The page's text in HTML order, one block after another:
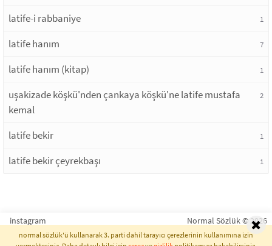
latife-i rabbaniye 1
latife hanım 7
latife hanım (kitap) 1
uşakizade köşkü'nden çankaya köşkü'ne latife mustafa
kemal
2
latife bekir 1
latife bekir çeyrekbaşı 1
instagram Normal Sözlük © 2026
normal sözlük'ü kullanarak 3. parti dahil tarayıcı çerezlerinin kullanımına izin